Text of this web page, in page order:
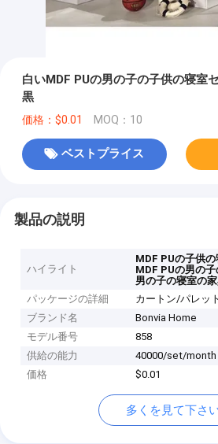
白いMDF PUの男の子の子供の寝室
黒
価格：$0.01 MOQ：10
ベストプライス
製品の説明
ハイライト
MDF PUの子供
MDF PUの男の
男の子の寝室の
パッケージの詳細
カートン/パレット
ブランド名
Bonvia Home
モデル番号
858
供給の能力
40000/set/month
価格
$0.01
多くを見て下さ